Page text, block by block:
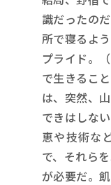
識だったの
所で寝るよ
プライド。
で生きるこ
は、突然、
できはしな
恵や技術な
で、それら
が必要だ。